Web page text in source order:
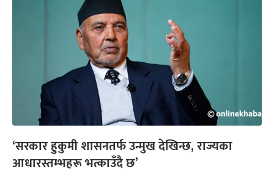
‘सरकार हुकुमी शासनतर्फ उन्मुख देखिन्छ, राज्यका
आधारस्तम्भहरू भत्काउँदै छ’